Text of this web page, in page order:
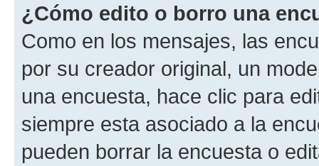
¿Cómo edito o borro una
Como en los mensajes, las
por su creador original, un
una encuesta, hace clic para
siempre esta asociado a la
pueden borrar la encuesta o